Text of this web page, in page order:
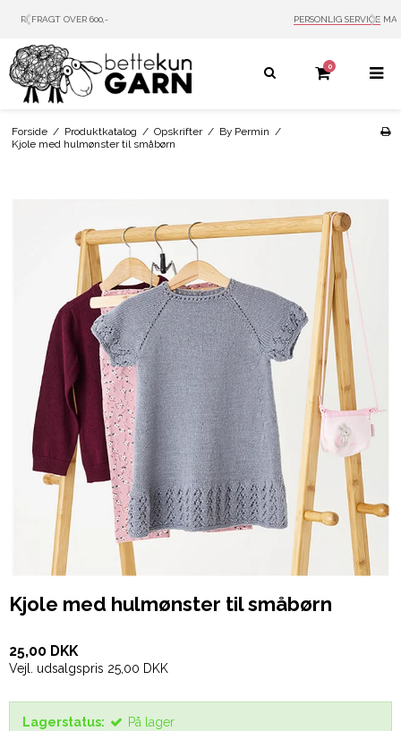
MAIL: INFO@BETTEKUN.DK
0
Forside / Produktkatalog / Opskrifter / By Permin /
Kjole med hulmønster til småbørn
Kjole med hulmønster til småbørn
25,00 DKK
Vejl. udsalgspris 25,00 DKK
Lagerstatus: På lager